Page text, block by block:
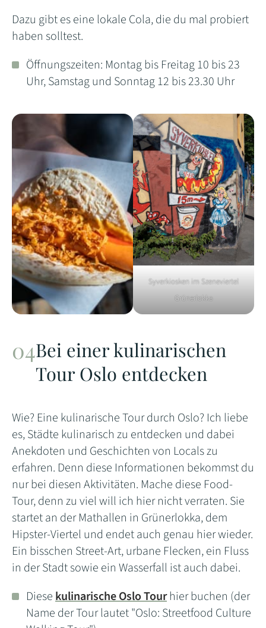
Dazu gibt es eine lokale Cola, die du mal probiert
haben solltest.
Öffnungszeiten: Montag bis Freitag 10 bis 23
Uhr, Samstag und Sonntag 12 bis 23.30 Uhr
Syverkiosken im Szeneviertel
Grünerlokka
Bei einer kulinarischen
Tour Oslo entdecken
Wie? Eine kulinarische Tour durch Oslo? Ich liebe
es, Städte kulinarisch zu entdecken und dabei
Anekdoten und Geschichten von Locals zu
erfahren. Denn diese Informationen bekommst du
nur bei diesen Aktivitäten. Mache diese Food-
Tour, denn zu viel will ich hier nicht verraten. Sie
startet an der Mathallen in Grünerlokka, dem
Hipster-Viertel und endet auch genau hier wieder.
Ein bisschen Street-Art, urbane Flecken, ein Fluss
in der Stadt sowie ein Wasserfall ist auch dabei.
Diesekulinarische Oslo Tourhier buchen (der
Name der Tour lautet "Oslo: Streetfood Culture